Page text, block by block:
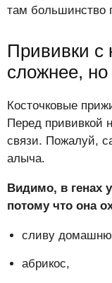
там большинство
Прививки с
сложнее,
Косточковые
Перед прививкой
связи. Пожалуй,
алыча.
Видимо, в генах
потому что она
сливу
абрикос,